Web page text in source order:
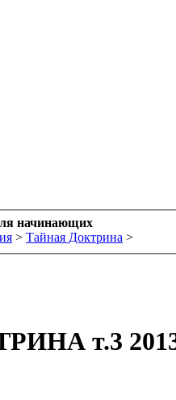
начинающих
> Тайная Доктрина >
т.3